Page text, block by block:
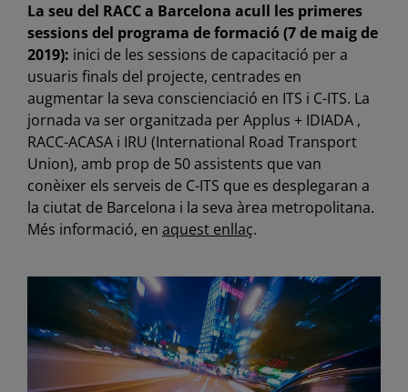
La seu del RACC a Barcelona acull les primeres
sessions del programa de formació (7 de maig de
2019): inici de les sessions de capacitació per a
usuaris finals del projecte, centrades en
augmentar la seva conscienciació en ITS i C-ITS. La
jornada va ser organitzada per Applus + IDIADA ,
RACC-ACASA i IRU (International Road Transport
Union), amb prop de 50 assistents que van
conèixer els serveis de C-ITS que es desplegaran a
la ciutat de Barcelona i la seva àrea metropolitana.
Més informació, en aquest enllaç.